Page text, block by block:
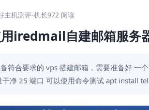
主机测评-机长972 阅读
iredmail自建邮箱服务
符合要求的 vps 搭建邮箱，需要准备好 一
净 25 端口 可以使用命令测试 apt install